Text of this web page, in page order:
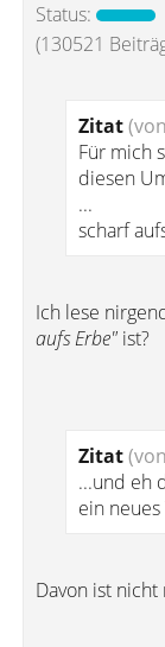
Status:
(130521
Zitat
Für mich
diesen
...
scharf
Ich lese
aufs Erbe"ist?
Zitat
...und eh
ein neues
Davon ist nicht